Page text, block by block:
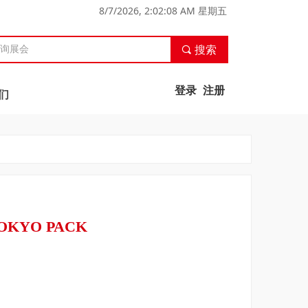
끠 搜索
8/7/2026, 2:02:09 AM 星期五
登录 注册
PACK